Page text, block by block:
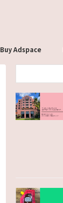
Buy Adspace